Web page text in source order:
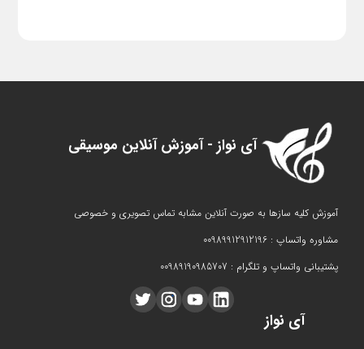
آی نواز - آموزش آنلاین موسیقی
آموزش کلیه سازها به صورت آنلاین مشابه تماس تصویری و خصوصی
مشاوره واتساپ : 00989912912196
پشتیبانی واتساپ و تلگرام : 00989190985707
آی نواز